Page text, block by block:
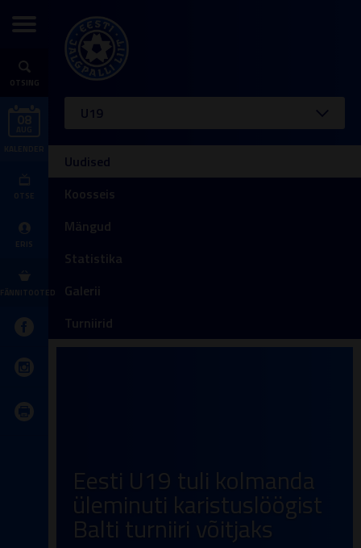
OTSING
OTSE
ERIS
FÄNNITOOTED
U19
Uudised
Koosseis
Mängud
Statistika
Galerii
Turniirid
Eesti U19 tuli kolmanda
üleminuti karistuslöögist
Balti turniiri võitjaks